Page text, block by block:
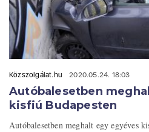
Közszolgálat.hu 2020.05.24. 18:03
Autóbalesetben
kisfiú Budapesten
Autóbalesetben meghalt egy egyéves